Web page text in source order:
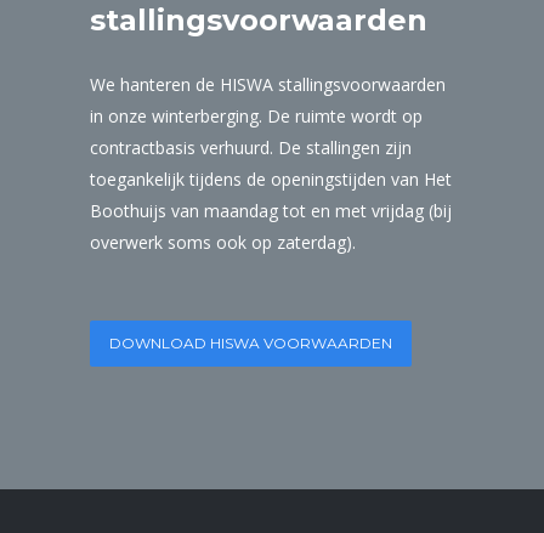
stallingsvoorwaarden
We hanteren de HISWA stallingsvoorwaarden
in onze winterberging. De ruimte wordt op
contractbasis verhuurd. De stallingen zijn
toegankelijk tijdens de openingstijden van Het
Boothuijs van maandag tot en met vrijdag (bij
overwerk soms ook op zaterdag).
DOWNLOAD HISWA VOORWAARDEN